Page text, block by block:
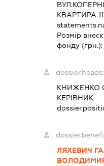
КВАРТИРА
Розмір
фонду
dossier.heads:
КНИЖЕНКО
КЕРІВНИК
ЛЯХЕВИЧ